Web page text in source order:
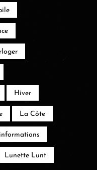
Hiver
La Côte
Lunette Lunt